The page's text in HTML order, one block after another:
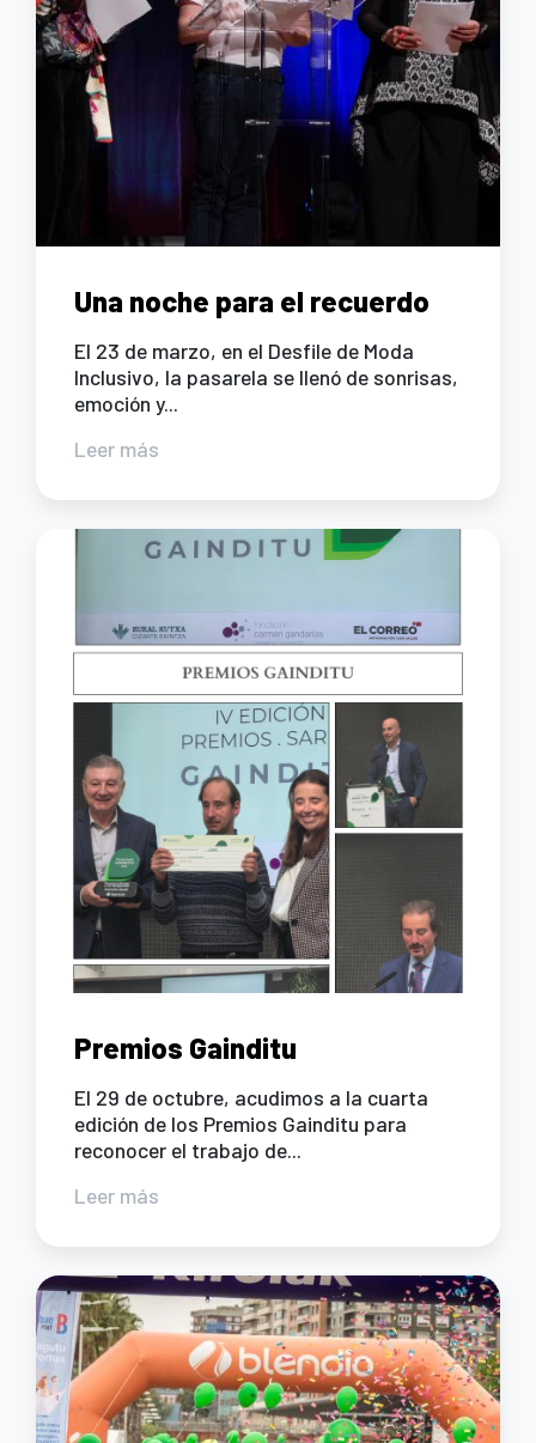
Una noche para el recuerdo
El 23 de marzo, en el Desfile de Moda
Inclusivo, la pasarela se llenó de sonrisas,
emoción y...
Leer más
Premios Gainditu
El 29 de octubre, acudimos a la cuarta
edición de los Premios Gainditu para
reconocer el trabajo de...
Leer más